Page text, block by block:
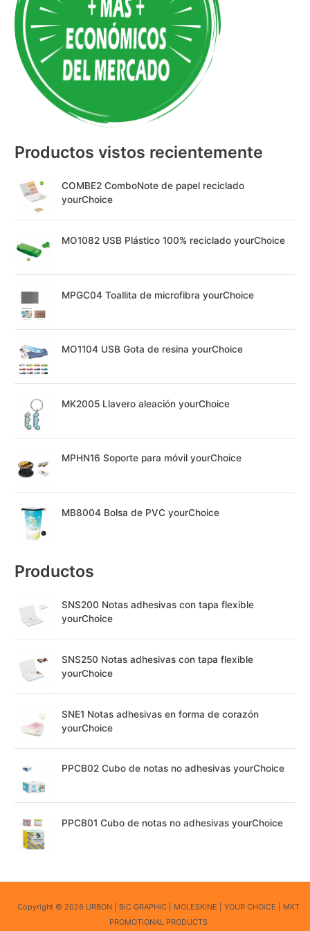
n
a
Productos vistos recientemente
COMBE2 ComboNote de papel reciclado
yourChoice
MO1082 USB Plástico 100% reciclado yourChoice
MPGC04 Toallita de microfibra yourChoice
MO1104 USB Gota de resina yourChoice
MK2005 Llavero aleación yourChoice
MPHN16 Soporte para móvil yourChoice
MB8004 Bolsa de PVC yourChoice
Productos
SNS200 Notas adhesivas con tapa flexible
yourChoice
SNS250 Notas adhesivas con tapa flexible
yourChoice
SNE1 Notas adhesivas en forma de corazón
yourChoice
PPCB02 Cubo de notas no adhesivas yourChoice
PPCB01 Cubo de notas no adhesivas yourChoice
Copyright © 2026 URBON | BiC GRAPHiC | MOLESKiNE | YOUR CHOiCE | MKT
PROMOTiONAL PRODUCTS